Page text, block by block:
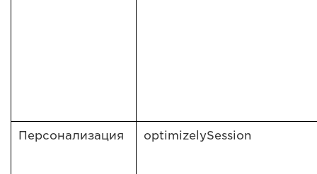
Персонализация optimizelySession